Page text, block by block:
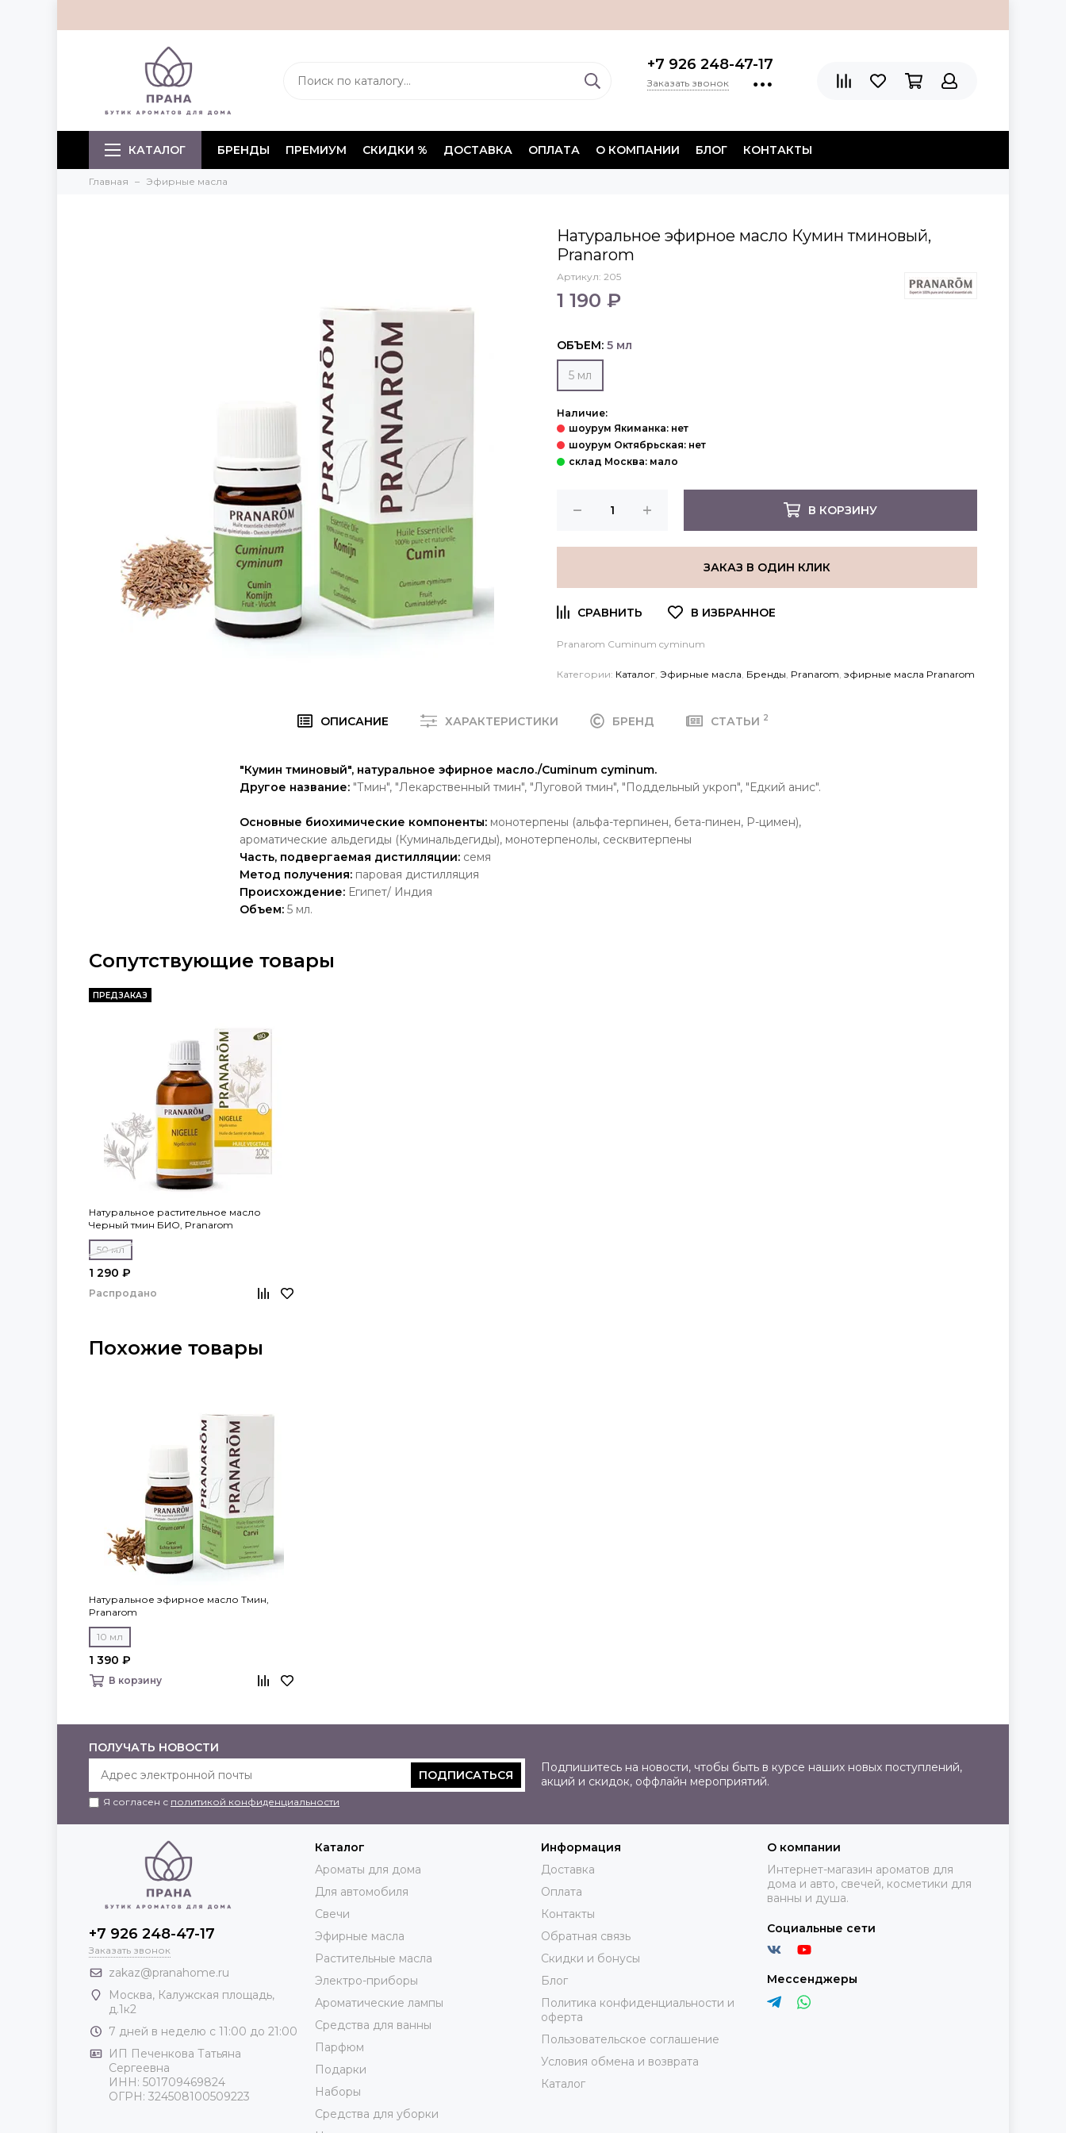
+7 926 248-47-17
Заказать звонок
КАТАЛОГ БРЕНДЫ ПРЕМИУМ СКИДКИ % ДОСТАВКА ОПЛАТА О КОМПАНИИ БЛОГ КОНТАКТЫ
Главная Эфирные масла
Натуральное эфирное масло Кумин тминовый,
Pranarom
Артикул: 205
1 190 ₽
ОБЪЕМ: 5 мл
5 мл
Наличие:
В КОРЗИНУ
ЗАКАЗ В ОДИН КЛИК
Pranarom Cuminum cyminum
Категории: Каталог Эфирные масла Бренды Pranarom эфирные масла Pranarom
ОПИСАНИЕ ХАРАКТЕРИСТИКИ БРЕНД СТАТЬИ 2
"Кумин тминовый", натуральное эфирное масло./Cuminum cyminum.
Другое название: "Тмин", "Лекарственный тмин", "Луговой тмин", "Поддельный укроп", "Едкий анис".
Основные биохимические компоненты: монотерпены (альфа-терпинен, бета-пинен, P-цимен),
ароматические альдегиды (Куминальдегиды), монотерпенолы, сесквитерпены
Часть, подвергаемая дистилляции: семя
Метод получения: паровая дистилляция
Происхождение: Египет/ Индия
Объем: 5 мл.
Сопутствующие товары
ПРЕДЗАКАЗ
Натуральное растительное масло
Черный тмин БИО, Pranarom
50 мл
1 290 ₽
Распродано
Похожие товары
Натуральное эфирное масло Тмин,
Pranarom
10 мл
1 390 ₽
В корзину
ПОЛУЧАТЬ НОВОСТИ
ПОДПИСАТЬСЯ
Я согласен с политикой конфиденциальности
Подпишитесь на новости, чтобы быть в курсе наших новых поступлений,
акций и скидок, оффлайн мероприятий.
+7 926 248-47-17
Заказать звонок
zakaz@pranahome.ru
Москва, Калужская площадь,
д.1к2
7 дней в неделю с 11:00 до 21:00
ИП Печенкова Татьяна
Сергеевна
ИНН: 501709469824
ОГРН: 324508100509223
Каталог
Ароматы для дома
Для автомобиля
Свечи
Эфирные масла
Растительные масла
Электро-приборы
Ароматические лампы
Средства для ванны
Парфюм
Подарки
Наборы
Средства для уборки
Информация
Доставка
Оплата
Контакты
Обратная связь
Скидки и бонусы
Блог
Политика конфиденциальности и
оферта
Пользовательское соглашение
Условия обмена и возврата
Каталог
О компании
Интернет-магазин ароматов для
дома и авто, свечей, косметики для
ванны и душа.
Социальные сети
Мессенджеры